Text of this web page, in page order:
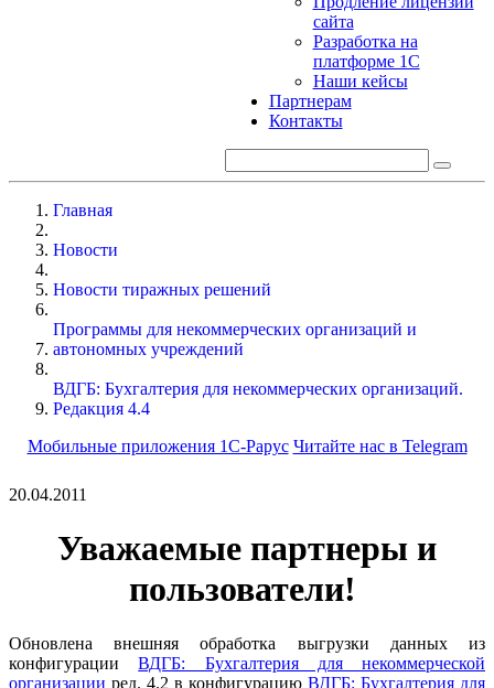
сайта
Разработка на
платформе 1С
Наши кейсы
Партнерам
Контакты
Главная
Новости
Новости тиражных решений
Программы для некоммерческих организаций и
автономных учреждений
ВДГБ: Бухгалтерия для некоммерческих организаций.
Редакция 4.4
Мобильные приложения 1С-Рарус Читайте нас в Telegram
20.04.2011
Уважаемые партнеры и
пользователи!
Обновлена внешняя обработка выгрузки данных из
конфигурацииВДГБ: Бухгалтерия для некоммерческой
организации ред. 4.2 в конфигурацию ВДГБ: Бухгалтерия для